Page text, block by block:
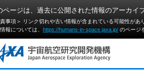
ページは、過去に公開された情報のアーカイ
責事項＞ リンク切れや古い情報が含まれている可能性が
報については、 https://humans-in-space.jaxa.jp/ のページ